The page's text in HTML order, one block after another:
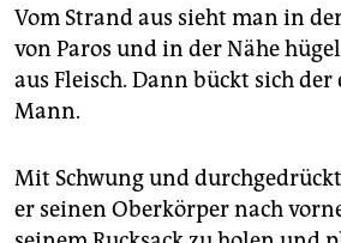
Vom Strand aus sieht man in
von Paros und in der Nähe
aus Fleisch. Dann bückt sich der
Mann.
Mit Schwung und
er seinen Oberkörper nach